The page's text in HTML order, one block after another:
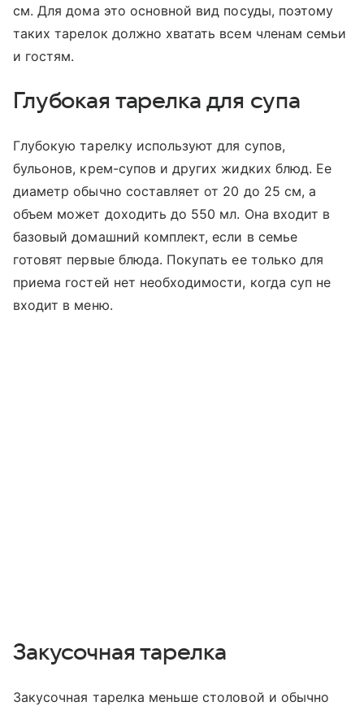
см. Для дома это основной вид посуды, поэтому
таких тарелок должно хватать всем членам семьи
и гостям.
Глубокая тарелка для супа
Глубокую тарелку используют для супов,
бульонов, крем-супов и других жидких блюд. Ее
диаметр обычно составляет от 20 до 25 см, а
объем может доходить до 550 мл. Она входит в
базовый домашний комплект, если в семье
готовят первые блюда. Покупать ее только для
приема гостей нет необходимости, когда суп не
входит в меню.
Закусочная тарелка
Закусочная тарелка меньше столовой и обычно